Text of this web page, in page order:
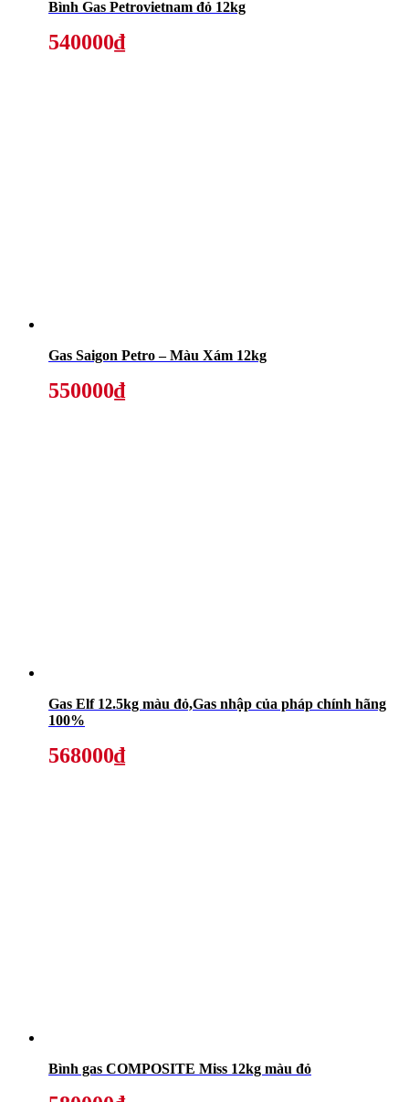
Bình Gas Petrovietnam đỏ 12kg
540000₫
Gas Saigon Petro – Màu Xám 12kg
550000₫
Gas Elf 12.5kg màu đỏ,Gas nhập của pháp chính hãng
100%
568000₫
Bình gas COMPOSITE Miss 12kg màu đỏ